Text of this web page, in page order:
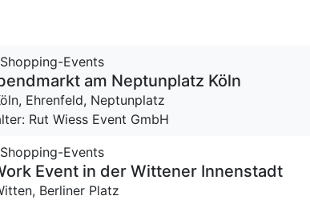
Events
am Neptunplatz Köln
Ehrenfeld, Neptunplatz
Rut Wiess Event GmbH
Events
Event in der Wittener Innenstadt
Berliner Platz